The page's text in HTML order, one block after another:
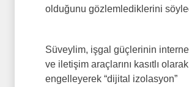
olduğunu gözlemlediklerini
Süveylim, işgal güçlerinin
ve iletişim araçlarını kasıtlı olarak
engelleyerek “dijital izolasyon”